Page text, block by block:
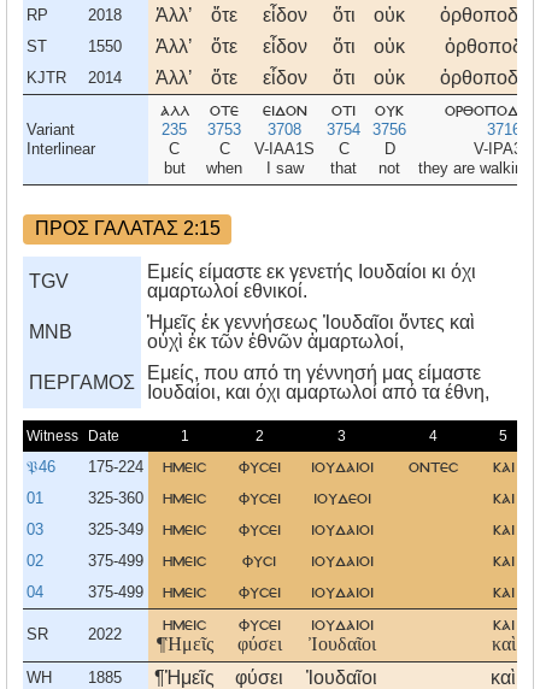
RP 2018 Ἀλλʼ ὅτε εἶδον ὅτι οὐκ
ST 1550 Ἀλλʼ ὅτε εἶδον ὅτι οὐκ
KJTR 2014 Ἀλλʼ ὅτε εἶδον ὅτι οὐκ
Variant
Interlinear
αλλ
235
C
but
οτε
3753
C
when
ειδον
3708
V-IAA1S
I saw
οτι
3754
C
that
ουκ
3756
D
not
3716
V-IPA3P
they are walking
ΠΡΟΣ ΓΑΛΑΤΑΣ 2:15
TGV
Εμείς είμαστε εκ γενετής Ιουδαίοι κι όχι
αμαρτωλοί εθνικοί.
MNB
Ἡμεῖς ἐκ γεννήσεως Ἰουδαῖοι ὄντες καὶ
οὐχὶ ἐκ τῶν ἐθνῶν ἁμαρτωλοί,
ΠΕΡΓΑΜΟΣ
Eμείς, που από τη γέννησή μας είμαστε
Iουδαίοι, και όχι αμαρτωλοί από τα έθνη,
Witness Date 1 2 3 4 5
𝔓46 175-224 ημεισ φυσει ιουδαιοι οντεσ και
01 325-360 ημεισ φυσει ιουδεοι και
03 325-349 ημεισ φυσει ιουδαιοι και
02 375-499 ημεισ φυσι ιουδαιοι και
04 375-499 ημεισ φυσει ιουδαιοι και
SR 2022
ημεισ
¶Ἡμεῖς
φυσει
φύσει
ιουδαιοι
Ἰουδαῖοι
και
καὶ
WH 1885 ¶Ἡμεῖς φύσει Ἰουδαῖοι καὶ